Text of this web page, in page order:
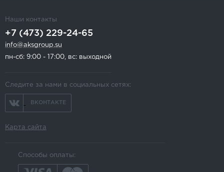
Наши контакты
+7 (473) 229-24-65
info@aksgroup.su
пн-сб: 9:00 - 17:00, вс: выходной
Следите за нами в социальных сетях:
ВКОНТАКТЕ
Карта сайта
Способы оплаты: